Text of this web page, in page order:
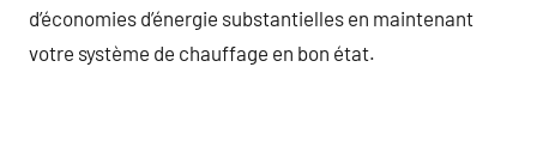
d’économies d’énergie substantielles en maintenant
votre système de chauffage en bon état.